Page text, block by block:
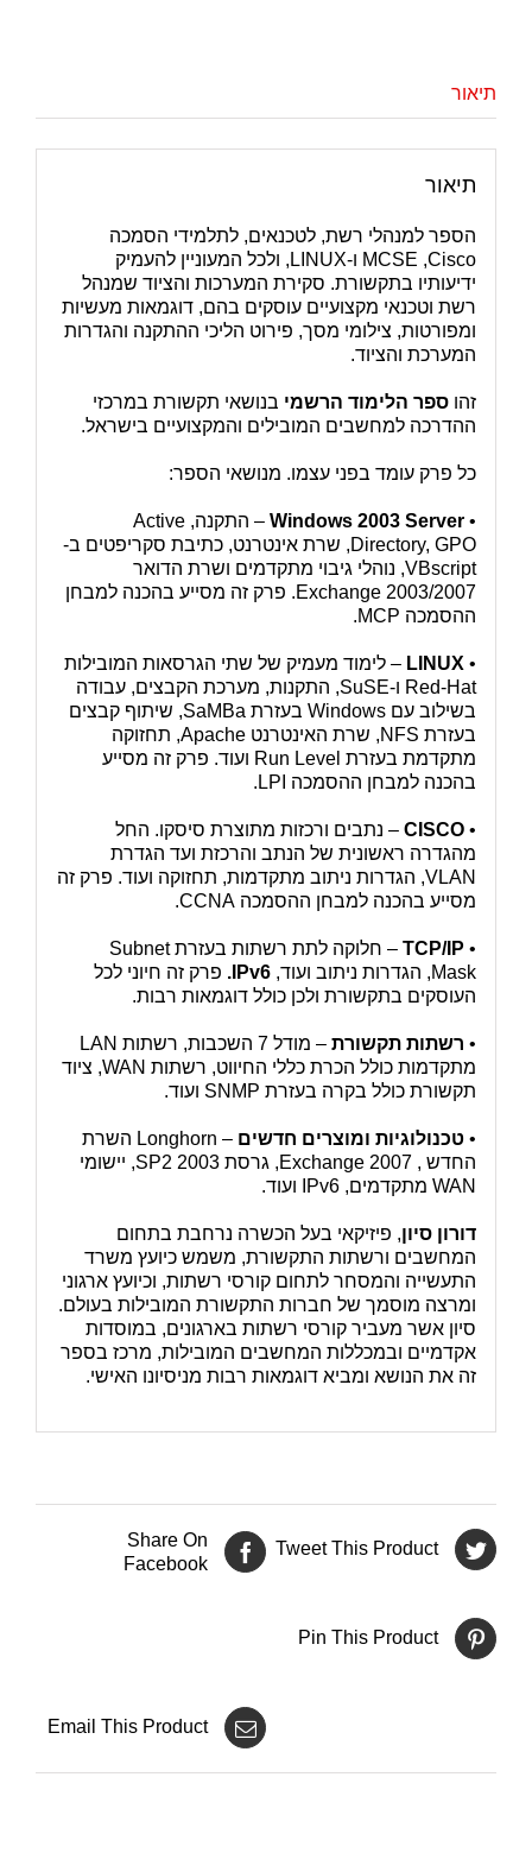
תיאור
תיאור
הספר למנהלי רשת, לטכנאים, לתלמידי הסמכה
MCSE ,Cisco ו-LINUX, ולכל המעוניין להעמיק
ידיעותיו בתקשורת. סקירת המערכות והציוד שמנהל
רשת וטכנאי מקצועיים עוסקים בהם, דוגמאות מעשיות
ומפורטות, צילומי מסך, פירוט הליכי ההתקנה והגדרות
המערכת והציוד.
זהו ספר הלימוד הרשמי בנושאי תקשורת במרכזי
ההדרכה למחשבים המובילים והמקצועיים בישראל.
כל פרק עומד בפני עצמו. מנושאי הספר:
•
Windows 2003 Server
– התקנה, Active
Directory, GPO, שרת אינטרנט, כתיבת סקריפטים ב-
VBscript, נוהלי גיבוי מתקדמים ושרת הדואר
Exchange 2003/2007. פרק זה מסייע בהכנה למבחן
ההסמכה MCP.
•
LINUX
– לימוד מעמיק של שתי הגרסאות המובילות
Red-Hat ו-SuSE, התקנות, מערכת הקבצים, עבודה
בשילוב עם Windows בעזרת SaMBa, שיתוף קבצים
בעזרת NFS, שרת האינטרנט Apache, תחזוקה
מתקדמת בעזרת Run Level ועוד. פרק זה מסייע
בהכנה למבחן ההסמכה LPI.
•
CISCO
– נתבים ורכזות מתוצרת סיסקו. החל
מהגדרה ראשונית של הנתב והרכזת ועד הגדרת
VLAN, הגדרות ניתוב מתקדמות, תחזוקה ועוד. פרק זה
מסייע בהכנה למבחן ההסמכה CCNA.
•
TCP/IP
– חלוקה לתת רשתות בעזרת Subnet
Mask, הגדרות ניתוב ועוד,
פרק זה חיוני לכל
העוסקים בתקשורת ולכן כולל דוגמאות רבות.
•רשתות תקשורת
– מודל 7 השכבות, רשתות LAN
מתקדמות כולל הכרת כללי החיווט, רשתות WAN, ציוד
תקשורת כולל בקרה בעזרת SNMP ועוד.
•טכנולוגיות ומוצרים חדשים
– Longhorn השרת
החדש , Exchange 2007, גרסת 2003 SP2, יישומי
WAN מתקדמים, IPv6 ועוד.
דורון סיון, פיזיקאי בעל הכשרה נרחבת בתחום
המחשבים ורשתות התקשורת, משמש כיועץ משרד
התעשייה והמסחר לתחום קורסי רשתות, וכיועץ ארגוני
ומרצה מוסמך של חברות התקשורת המובילות בעולם.
סיון אשר מעביר קורסי רשתות בארגונים, במוסדות
אקדמיים ובמכללות המחשבים המובילות, מרכז בספר
זה את הנושא ומביא דוגמאות רבות מניסיונו האישי.
Share On
Facebook
Tweet This Product
Pin This Product
Email This Product